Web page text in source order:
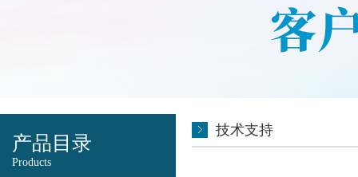
产品目录
Products
技术支持